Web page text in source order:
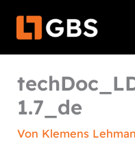
Inhalt
1.7_de
Von Klemens